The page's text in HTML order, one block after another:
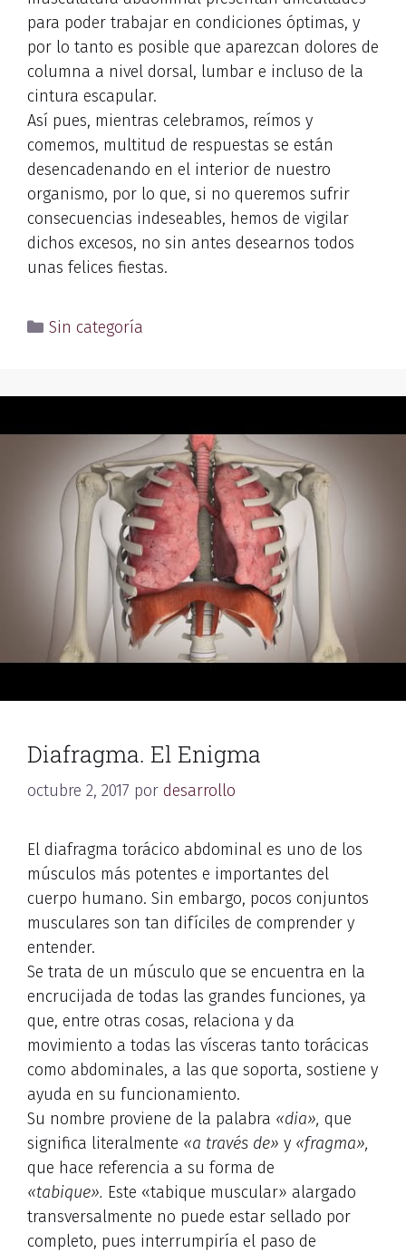
para poder trabajar en condiciones óptimas, y
por lo tanto es posible que aparezcan dolores de
columna a nivel dorsal, lumbar e incluso de la
cintura escapular.
Así pues, mientras celebramos, reímos y
comemos, multitud de respuestas se están
desencadenando en el interior de nuestro
organismo, por lo que, si no queremos sufrir
consecuencias indeseables, hemos de vigilar
dichos excesos, no sin antes desearnos todos
unas felices fiestas.
Sin categoría
Diafragma. El Enigma
octubre 2, 2017 por desarrollo
El diafragma torácico abdominal es uno de los
músculos más potentes e importantes del
cuerpo humano. Sin embargo, pocos conjuntos
musculares son tan difíciles de comprender y
entender.
Se trata de un músculo que se encuentra en la
encrucijada de todas las grandes funciones, ya
que, entre otras cosas, relaciona y da
movimiento a todas las vísceras tanto torácicas
como abdominales, a las que soporta, sostiene y
ayuda en su funcionamiento.
Su nombre proviene de la palabra «dia», que
significa literalmente «a través de» y «fragma»,
que hace referencia a su forma de
«tabique». Este «tabique muscular» alargado
transversalmente no puede estar sellado por
completo, pues interrumpiría el paso de